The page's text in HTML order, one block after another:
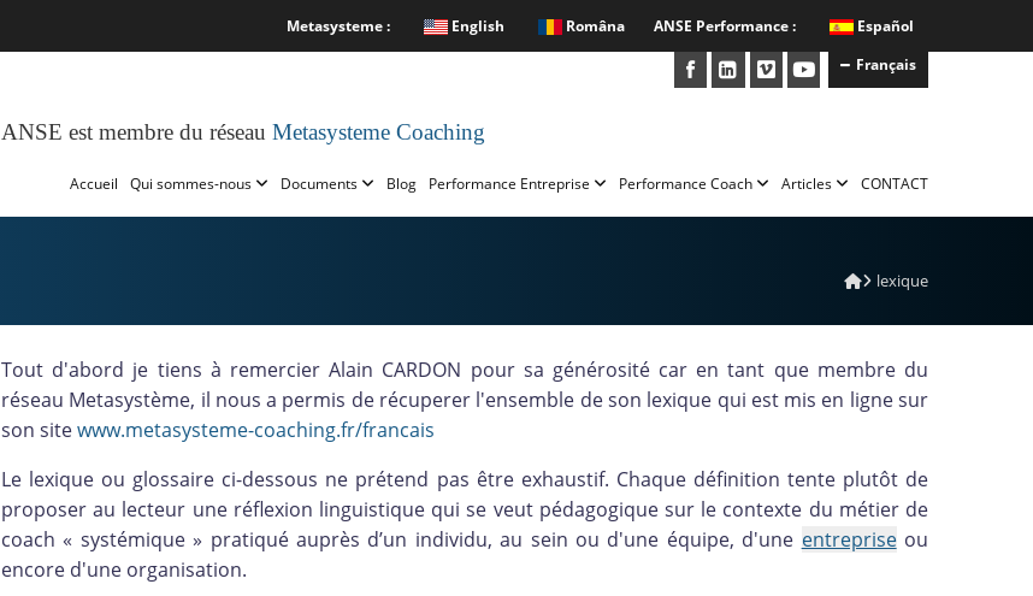
ANSE Performance : Español
Metasysteme : English
Româna
Français
ANSE est membre du réseau Metasysteme Coaching
Accueil Qui sommes-nous Documents Blog Performance Entreprise Performance Coach Articles CONTACT
lexique
Tout d'abord je tiens à remercier Alain CARDON pour sa générosité car en tant que membre du
réseau Metasystème, il nous a permis de récuperer l'ensemble de son lexique qui est mis en ligne sur
son sitewww.metasysteme-coaching.fr/francais
Le lexique ou glossaire ci-dessous ne prétend pas être exhaustif. Chaque définition tente plutôt de
proposer au lecteur une réflexion linguistique qui se veut pédagogique sur le contexte du métier de
coach « systémique » pratiqué auprès d’un individu, au sein ou d'une équipe, d'une entrepriseou
encore d'une organisation.